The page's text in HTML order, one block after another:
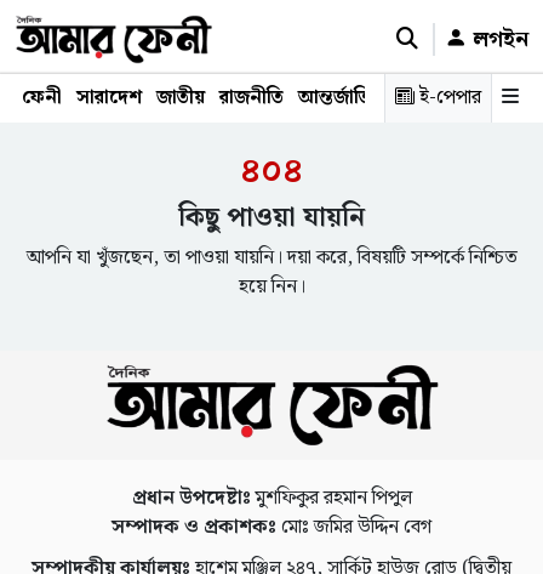
লগইন
ফেনী সারাদেশ জাতীয় রাজনীতি আন্তর্জাতিক অর্থনীতি
ই-পেপার
৪০৪
কিছু পাওয়া যায়নি
আপনি যা খুঁজছেন, তা পাওয়া যায়নি। দয়া করে, বিষয়টি সম্পর্কে নিশ্চিত
হয়ে নিন।
প্রধান উপদেষ্টাঃমুশফিকুর রহমান পিপুল
সম্পাদক ও প্রকাশকঃ মোঃ জমির উদ্দিন বেগ